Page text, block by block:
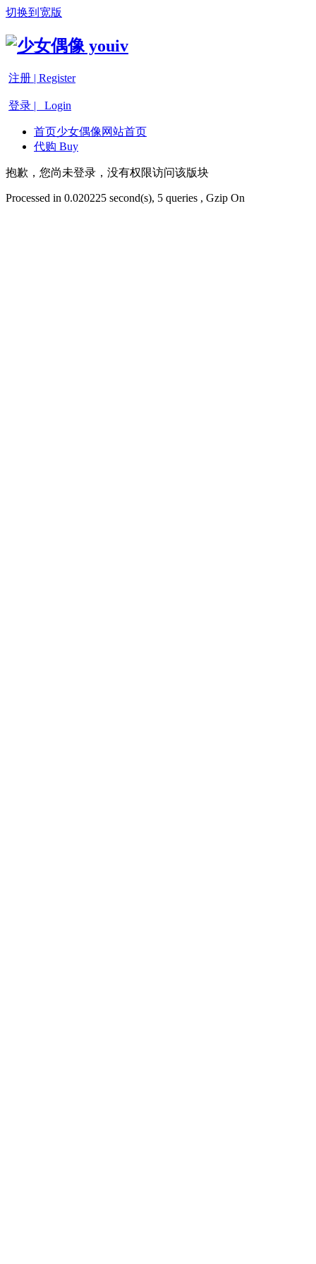
切换到宽版
注册 | Register
登录 | Login
首页少女偶像网站首页
代购 Buy
抱歉，您尚未登录，没有权限访问该版块
Processed in 0.020225 second(s), 5 queries , Gzip On